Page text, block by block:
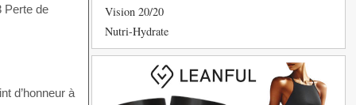
Perte de
d’honneur à
Vision 20/20
Nutri-Hydrate